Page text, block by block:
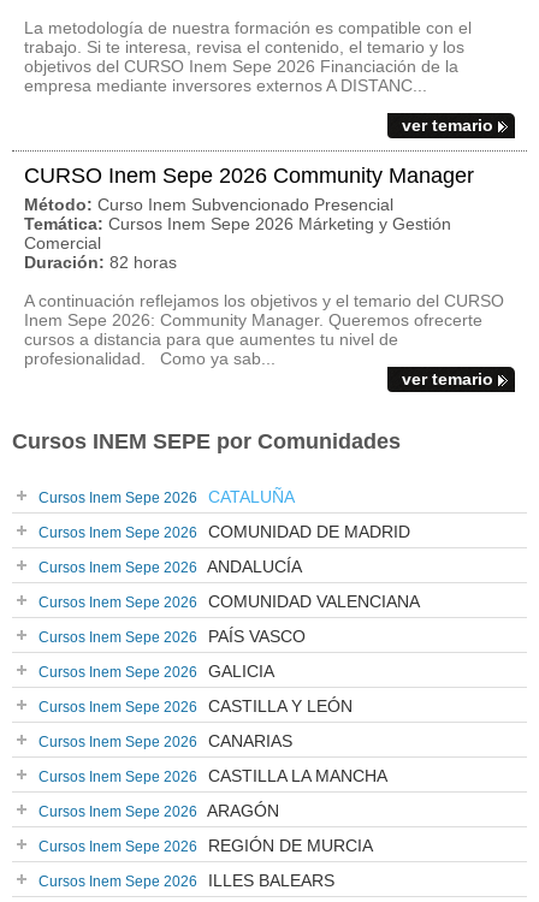
La metodología de nuestra formación es compatible con el
trabajo. Si te interesa, revisa el contenido, el temario y los
objetivos del CURSO Inem Sepe 2026 Financiación de la
empresa mediante inversores externos A DISTANC...
ver temario
CURSO Inem Sepe 2026 Community Manager
Método: Curso Inem Subvencionado Presencial
Temática: Cursos Inem Sepe 2026 Márketing y Gestión
Comercial
Duración: 82 horas
A continuación reflejamos los objetivos y el temario del CURSO
Inem Sepe 2026: Community Manager. Queremos ofrecerte
cursos a distancia para que aumentes tu nivel de
profesionalidad. Como ya sab...
ver temario
Cursos INEM SEPE por Comunidades
Cursos Inem Sepe 2026 CATALUÑA
Cursos Inem Sepe 2026 COMUNIDAD DE MADRID
Cursos Inem Sepe 2026 ANDALUCÍA
Cursos Inem Sepe 2026 COMUNIDAD VALENCIANA
Cursos Inem Sepe 2026 PAÍS VASCO
Cursos Inem Sepe 2026 GALICIA
Cursos Inem Sepe 2026 CASTILLA Y LEÓN
Cursos Inem Sepe 2026 CANARIAS
Cursos Inem Sepe 2026 CASTILLA LA MANCHA
Cursos Inem Sepe 2026 ARAGÓN
Cursos Inem Sepe 2026 REGIÓN DE MURCIA
Cursos Inem Sepe 2026 ILLES BALEARS